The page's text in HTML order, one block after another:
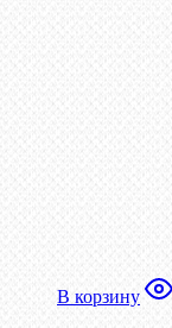
В корзину